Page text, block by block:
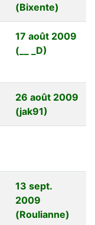
(Bixente)
17 août 2009
(__ _D)
26 août 2009
(jak91)
13 sept.
2009
(Roulianne)